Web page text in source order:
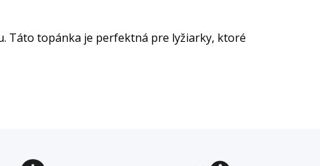
Táto topánka je perfektná pre lyžiarky, ktoré